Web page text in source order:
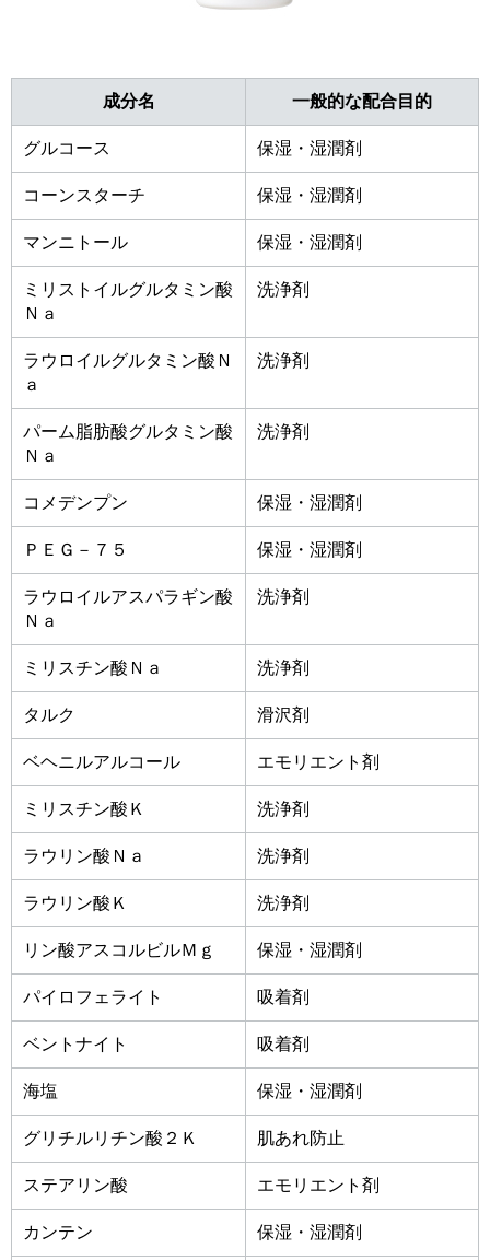
成分名 一般的な配合目的
グルコース 保湿・湿潤剤
コーンスターチ 保湿・湿潤剤
マンニトール 保湿・湿潤剤
ミリストイルグルタミン酸
Ｎａ
洗浄剤
ラウロイルグルタミン酸Ｎ
ａ
洗浄剤
パーム脂肪酸グルタミン酸
Ｎａ
洗浄剤
コメデンプン 保湿・湿潤剤
ＰＥＧ－７５ 保湿・湿潤剤
ラウロイルアスパラギン酸
Ｎａ
洗浄剤
ミリスチン酸Ｎａ 洗浄剤
タルク 滑沢剤
ベヘニルアルコール エモリエント剤
ミリスチン酸Ｋ 洗浄剤
ラウリン酸Ｎａ 洗浄剤
ラウリン酸Ｋ 洗浄剤
リン酸アスコルビルＭｇ 保湿・湿潤剤
パイロフェライト 吸着剤
ベントナイト 吸着剤
海塩 保湿・湿潤剤
グリチルリチン酸２Ｋ 肌あれ防止
ステアリン酸 エモリエント剤
カンテン 保湿・湿潤剤